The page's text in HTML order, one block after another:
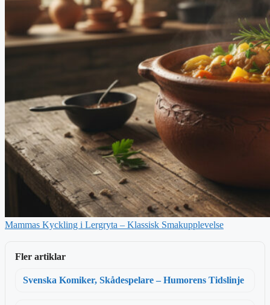
Mammas Kyckling i Lergryta – Klassisk Smakupplevelse
Fler artiklar
Svenska Komiker, Skådespelare – Humorens Tidslinje